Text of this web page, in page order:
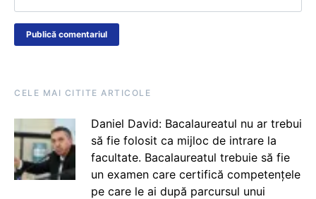
CELE MAI CITITE ARTICOLE
Daniel David: Bacalaureatul nu ar trebui
să fie folosit ca mijloc de intrare la
facultate. Bacalaureatul trebuie să fie
un examen care certifică competențele
pe care le ai după parcursul unui